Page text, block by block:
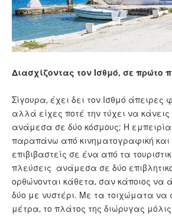
Διασχίζοντας τον Ισθμό, σε πρώτο
Σίγουρα, έχει δει τον Ισθμό
αλλά είχες ποτέ την τύχει να κάνεις
ανάμεσα σε δύο κόσμους; Η εμπειρία
παραπάνω από κινηματογραφική και
επιβιβαστείς σε ένα από τα
πλεύσεις ανάμεσα σε δύο
ορθώνονται κάθετα, σαν κάποιος να
δύο με νυστέρι. Με τα τοιχώματα να
μέτρα, το πλάτος της διώρυγας